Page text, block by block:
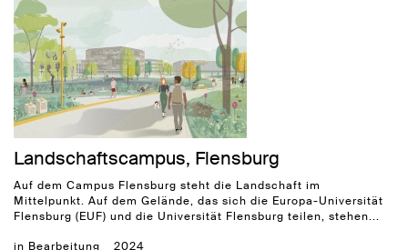
Landschaftscampus, Flensburg
Auf dem Campus Flensburg steht die Landschaft im
Mittelpunkt. Auf dem Gelände, das sich die Europa-Universität
Flensburg (EUF) und die Universität Flensburg teilen, stehen...
in Bearbeitung 2024